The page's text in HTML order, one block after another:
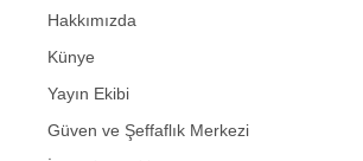
Hakkımızda
Künye
Yayın Ekibi
Güven ve Şeffaflık Merkezi